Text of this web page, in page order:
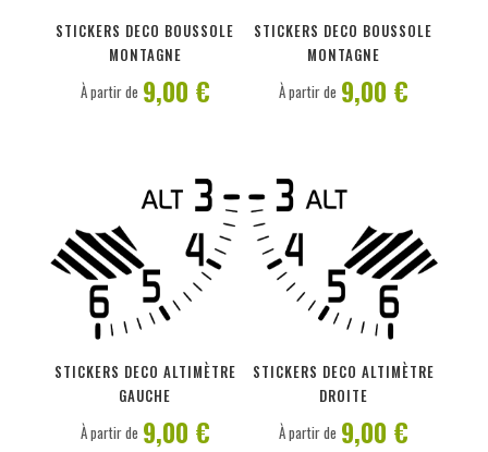
STICKERS DECO BOUSSOLE
MONTAGNE
À partir de 9,00 €
STICKERS DECO BOUSSOLE
MONTAGNE
À partir de 9,00 €
STICKERS DECO ALTIMÈTRE
GAUCHE
À partir de 9,00 €
STICKERS DECO ALTIMÈTRE
DROITE
À partir de 9,00 €